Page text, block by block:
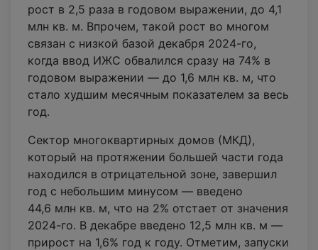
рост в 2,5 раза в годовом выражении, до 4,1
млн кв. м. Впрочем, такой рост во многом
связан с низкой базой декабря 2024-го,
когда ввод ИЖС обвалился сразу на 74% в
годовом выражении — до 1,6 млн кв. м, что
стало худшим месячным показателем за весь
год.
Сектор многоквартирных домов (МКД),
который на протяжении большей части года
находился в отрицательной зоне, завершил
год с небольшим минусом — введено
44,6 млн кв. м, что на 2% отстает от значения
2024-го. В декабре введено 12,5 млн кв. м —
прирост на 1,6% год к году. Отметим, запуски